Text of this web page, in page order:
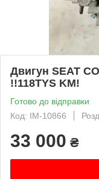
Двигун SEAT
!!118TYS KM!
Готово до відправки
Код: IM-10866
33 000 ₴